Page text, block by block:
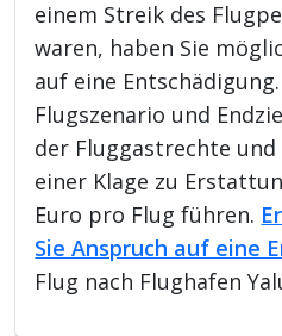
einem Streik des
waren, haben Sie
auf eine Entschädigung.
Flugszenario und
der Fluggastrechte
einer Klage zu
Euro pro Flug führen.
Sie Anspruch auf eine
Flug nach Flughafen